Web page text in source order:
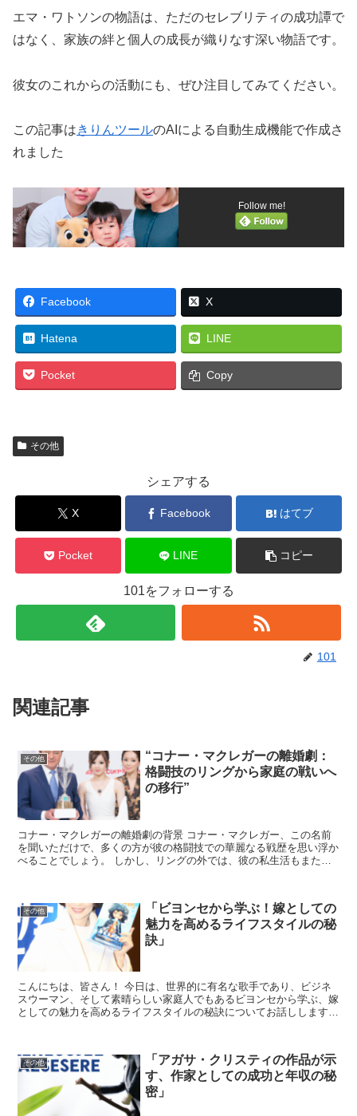
エマ・ワトソンの物語は、ただのセレブリティの成功譚で
はなく、家族の絆と個人の成長が織りなす深い物語です。
彼女のこれからの活動にも、ぜひ注目してみてください。
この記事はきりんツールのAIによる自動生成機能で作成さ
れました
Follow me!
Facebook X
Hatena LINE
Pocket Copy
その他
シェアする
X Facebook はてブ
Pocket LINE コピー
101をフォローする
101
関連記事
その他
“コナー・マクレガーの離婚劇：
格闘技のリングから家庭の戦いへ
の移行”
コナー・マクレガーの離婚劇の背景 コナー・マクレガー、この名前
を聞いただけで、多くの方が彼の格闘技での華麗なる戦歴を思い浮か
べることでしょう。 しかし、リングの外では、彼の私生活もまた、
その他
「ビヨンセから学ぶ！嫁としての
魅力を高めるライフスタイルの秘
訣」
こんにちは、皆さん！ 今日は、世界的に有名な歌手であり、ビジネ
スウーマン、そして素晴らしい家庭人でもあるビヨンセから学ぶ、嫁
としての魅力を高めるライフスタイルの秘訣についてお話しします。
その他
「アガサ・クリスティの作品が示
す、作家としての成功と年収の秘
密」